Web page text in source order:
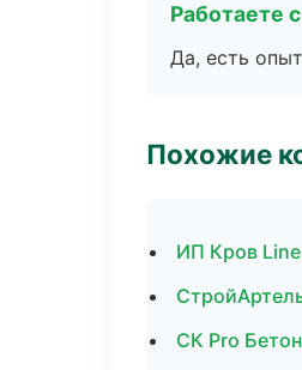
Работаете
Да, есть
Похожие
ИП Кров
СК Pro